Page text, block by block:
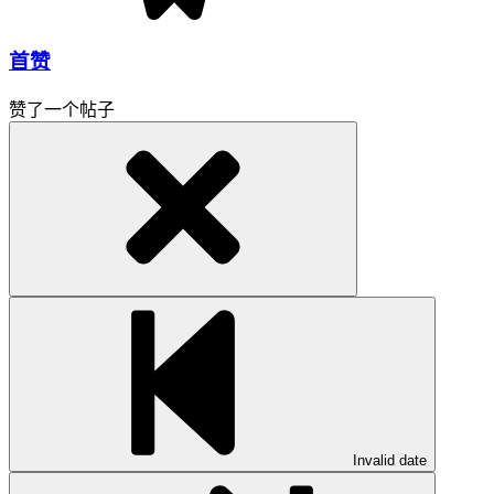
首赞
赞了一个帖子
Invalid date